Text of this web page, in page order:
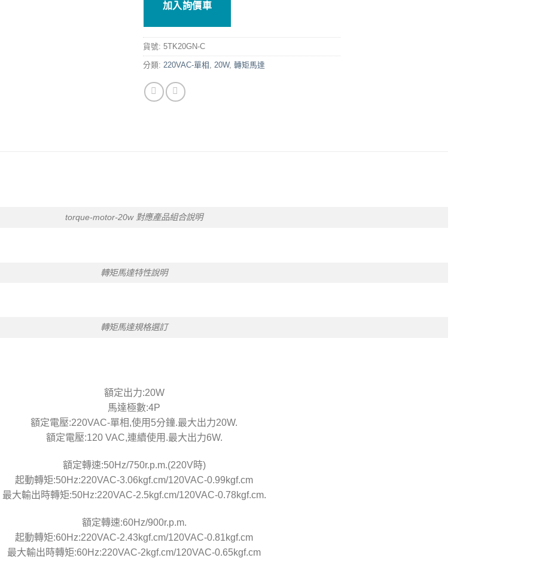
加入詢價車
貨號: 5TK20GN-C
分類: 220VAC-單相 , 20W, 轉矩馬達
torque-motor-20w 對應產品組合說明
轉矩馬達特性說明
轉矩馬達規格選訂
額定出力:20W
馬達極數:4P
額定電壓:220VAC-單相,使用5分鐘.最大出力20W.
額定電壓:120 VAC,連續使用.最大出力6W.
額定轉速:50Hz/750r.p.m.(220V時)
起動轉矩:50Hz:220VAC-3.06kgf.cm/120VAC-0.99kgf.cm
最大輸出時轉矩:50Hz:220VAC-2.5kgf.cm/120VAC-0.78kgf.cm.
額定轉速:60Hz/900r.p.m.
起動轉矩:60Hz:220VAC-2.43kgf.cm/120VAC-0.81kgf.cm
最大輸出時轉矩:60Hz:220VAC-2kgf.cm/120VAC-0.65kgf.cm